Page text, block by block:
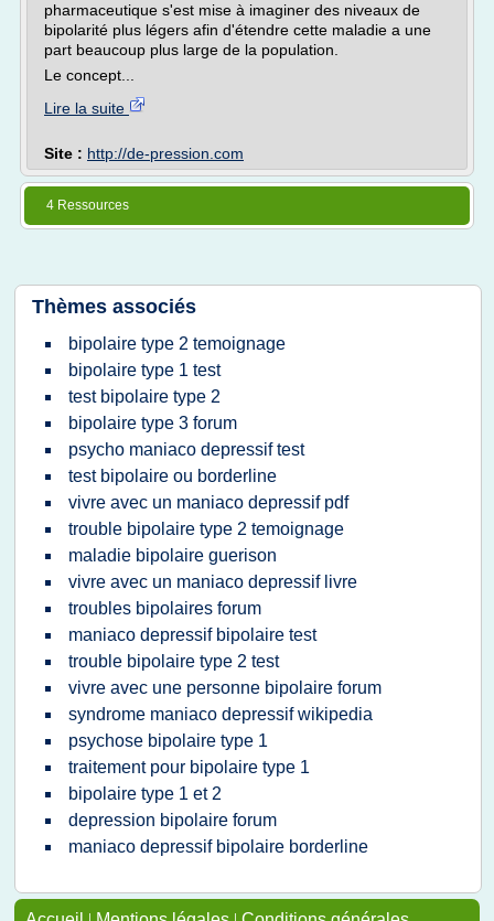
pharmaceutique s'est mise à imaginer des niveaux de
bipolarité plus légers afin d'étendre cette maladie a une
part beaucoup plus large de la population.
Le concept...
Lire la suite
Site : http://de-pression.com
4 Ressources
Thèmes associés
bipolaire type 2 temoignage
bipolaire type 1 test
test bipolaire type 2
bipolaire type 3 forum
psycho maniaco depressif test
test bipolaire ou borderline
vivre avec un maniaco depressif pdf
trouble bipolaire type 2 temoignage
maladie bipolaire guerison
vivre avec un maniaco depressif livre
troubles bipolaires forum
maniaco depressif bipolaire test
trouble bipolaire type 2 test
vivre avec une personne bipolaire forum
syndrome maniaco depressif wikipedia
psychose bipolaire type 1
traitement pour bipolaire type 1
bipolaire type 1 et 2
depression bipolaire forum
maniaco depressif bipolaire borderline